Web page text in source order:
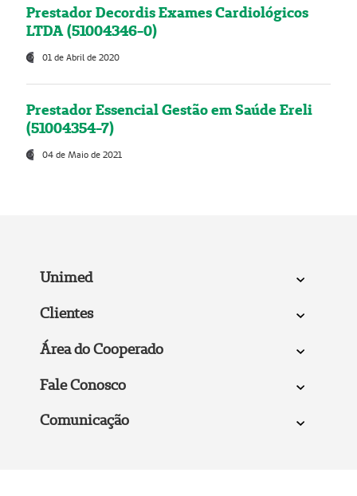
Prestador Decordis Exames Cardiológicos
LTDA (51004346-0)
01 de Abril de 2020
Prestador Essencial Gestão em Saúde Ereli
(51004354-7)
04 de Maio de 2021
Unimed
Clientes
Área do Cooperado
Fale Conosco
Comunicação